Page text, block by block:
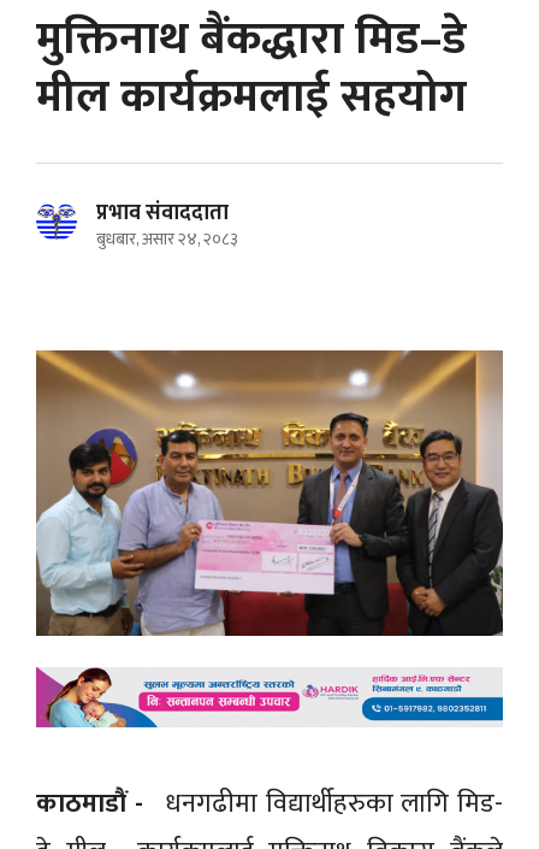
मुक्तिनाथ बैंकद्धारा मिड–डे
मील कार्यक्रमलाई सहयोग
प्रभाव संवाददाता
बुधबार, असार २४, २०८३
काठमाडाैं -धनगढीमा विद्यार्थीहरुका लागि मिड-